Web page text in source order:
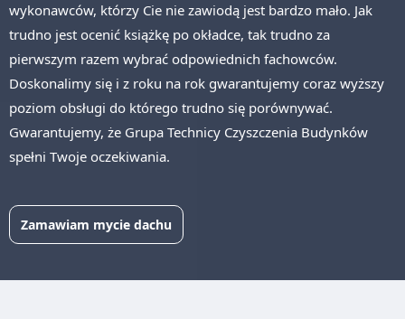
wykonawców, którzy Cie nie zawiodą jest bardzo mało. Jak
trudno jest ocenić książkę po okładce, tak trudno za
pierwszym razem wybrać odpowiednich fachowców.
Doskonalimy się i z roku na rok gwarantujemy coraz wyższy
poziom obsługi do którego trudno się porównywać.
Gwarantujemy, że Grupa Technicy Czyszczenia Budynków
spełni Twoje oczekiwania.
Zamawiam mycie dachu